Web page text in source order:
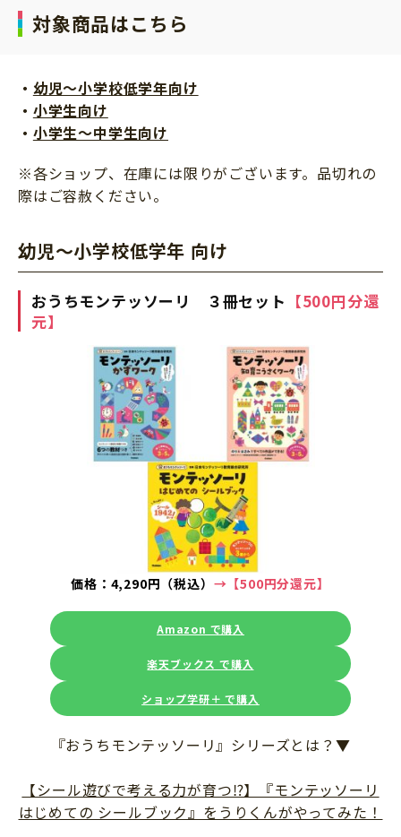
対象商品はこちら
・ 幼児～小学校低学年向け
・ 小学生向け
・ 小学生～中学生向け
※各ショップ、在庫には限りがございます。品切れの
際はご容赦ください。
幼児～小学校低学年 向け
おうちモンテッソーリ ３冊セット 【500円分還
元】
価格：4,290円（税込） →【500円分還元】
Amazon で購入
楽天ブックス で購入
ショップ学研＋ で購入
『おうちモンテッソーリ』シリーズとは？▼
【シール遊びで考える力が育つ⁉】『モンテッソーリ
はじめての シールブック』をうりくんがやってみた！